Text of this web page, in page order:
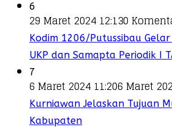
6
29 Maret 2024 12:130
Kodim 1206/Putussibau
UKP dan Samapta Periodik I
7
6 Maret 2024 11:206 Maret
Kurniawan Jelaskan Tujuan
Kabupaten